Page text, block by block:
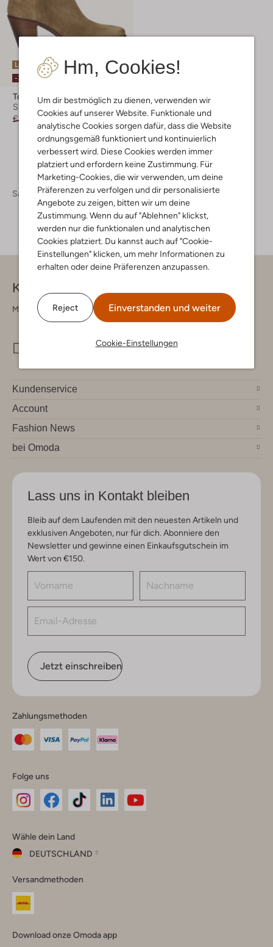
Hm, Cookies!
Um dir bestmöglich zu dienen, verwenden wir
Cookies auf unserer Website. Funktionale und
analytische Cookies sorgen dafür, dass die Website
ordnungsgemäß funktioniert und kontinuierlich
verbessert wird. Diese Cookies werden immer
platziert und erfordern keine Zustimmung. Für
Marketing-Cookies, die wir verwenden, um deine
Präferenzen zu verfolgen und dir personalisierte
Angebote zu zeigen, bitten wir um deine
Zustimmung. Wenn du auf "Ablehnen" klickst,
werden nur die funktionalen und analytischen
Cookies platziert. Du kannst auch auf "Cookie-
Einstellungen" klicken, um mehr Informationen zu
erhalten oder deine Präferenzen anzupassen.
Reject Einverstanden und weiter
Cookie-Einstellungen
Letzter Artikel
-30%
Tommy Hilfiger
Stiefeletten
€ 169,99 € 118,99
Sale
Kontakt
Montag - Freitag 09:00 - 17:00 uur
info@omoda.de
Kundenservice
Account
Fashion News
bei Omoda
Lass uns in Kontakt bleiben
Bleib auf dem Laufenden mit den neuesten Artikeln und
exklusiven Angeboten, nur für dich. Abonniere den
Newsletter und gewinne einen Einkaufsgutschein im
Wert von €150.
Jetzt einschreiben
Zahlungsmethoden
Folge uns
Instagram
Facebook
TikTok
Wähle dein Land
DEUTSCHLAND
dein
Land
Versandmethoden
Download onze Omoda app